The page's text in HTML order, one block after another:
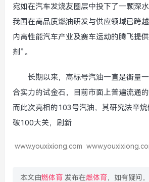
宛如在汽车发烧友圈层中投下了一颗深
我国在高品质燃油研发与供应领域已跨
内高性能汽车产业及赛车运动的腾飞提
剂”。
长期以来，高标号汽油一直是衡量
合实力的试金石，目前市面上普遍流通
而此次亮相的103号汽油，其研究法辛
破100大关，刷新
www.youxixiong.com
本文由燃体育 发布在燃体育，如有疑问